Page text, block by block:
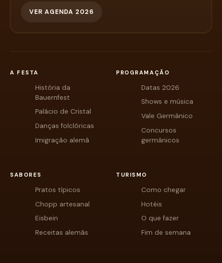
VER AGENDA 2026
A FESTA
História da
Bauernfest
Palácio de Cristal
Danças folclóricas
Imigração alemã
PROGRAMAÇÃO
Datas 2026
Shows e música
Vale Germânico
Concursos
germânicos
SABORES
Pratos típicos
Chopp artesanal
Eisbein
Receitas alemãs
TURISMO
Como chegar
Hotéis
O que fazer
Fim de semana